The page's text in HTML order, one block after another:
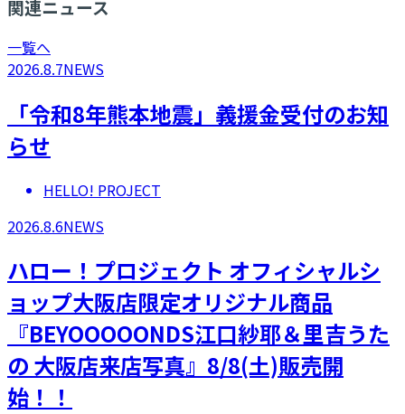
関連ニュース
一覧へ
2026.8.7NEWS
「令和8年熊本地震」義援金受付のお知
らせ
HELLO! PROJECT
2026.8.6NEWS
ハロー！プロジェクト オフィシャルシ
ョップ大阪店限定オリジナル商品
『BEYOOOOONDS江口紗耶＆里吉うた
の 大阪店来店写真』8/8(土)販売開
始！！